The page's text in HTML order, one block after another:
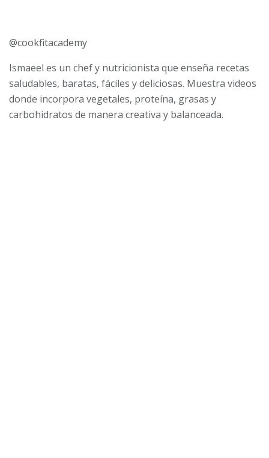
@cookfitacademy
Ismaeel es un chef y nutricionista que enseña recetas
saludables, baratas, fáciles y deliciosas. Muestra videos
donde incorpora vegetales, proteína, grasas y
carbohidratos de manera creativa y balanceada.